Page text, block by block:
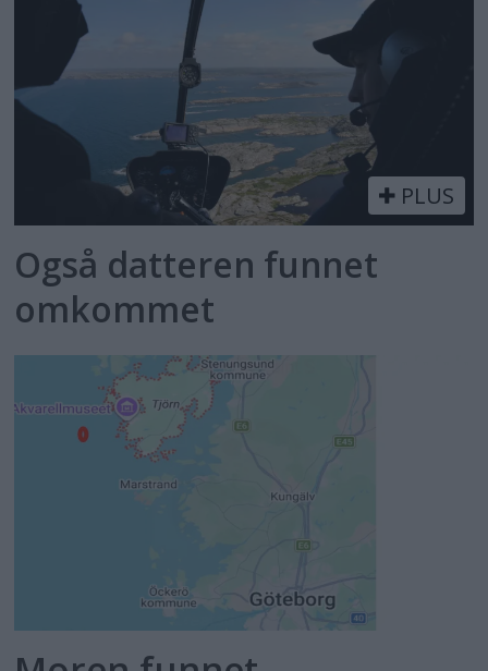
PLUS
Også datteren funnet
omkommet